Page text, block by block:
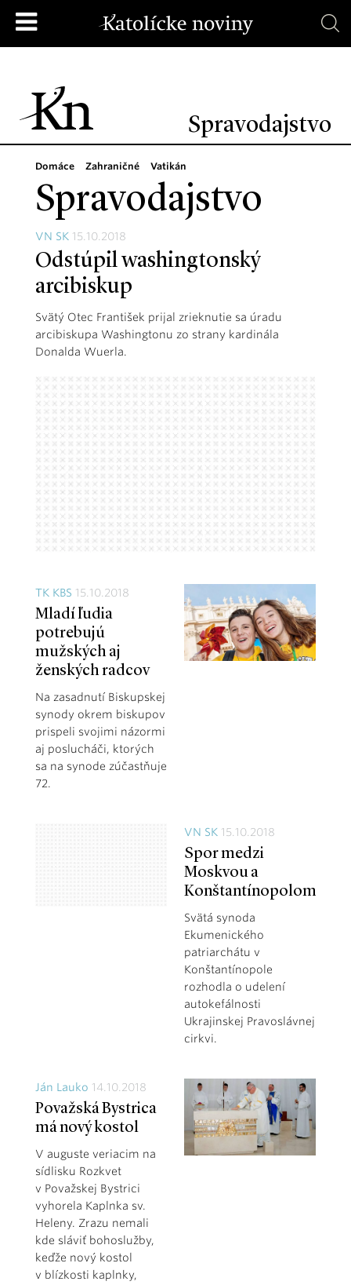
Spravodajstvo
Domáce Zahraničné Vatikán
Spravodajstvo
VN SK 15.10.2018
Odstúpil washingtonský
arcibiskup
Svätý Otec František prijal zrieknutie sa úradu
arcibiskupa Washingtonu zo strany kardinála
Donalda Wuerla.
TK KBS 15.10.2018
Mladí ľudia
potrebujú
mužských aj
ženských radcov
Na zasadnutí Biskupskej
synody okrem biskupov
prispeli svojimi názormi
aj poslucháči, ktorých
sa na synode zúčastňuje
72.
VN SK15.10.2018
Spor medzi
Moskvou a
Konštantínopolom
Svätá synoda
Ekumenického
patriarchátu v
Konštantínopole
rozhodla o udelení
autokefálnosti
Ukrajinskej Pravoslávnej
cirkvi.
Ján Lauko 14.10.2018
Považská Bystrica
má nový kostol
V auguste veriacim na
sídlisku Rozkvet
v Považskej Bystrici
vyhorela Kaplnka sv.
Heleny. Zrazu nemali
kde sláviť bohoslužby,
keďže nový kostol
v blízkosti kaplnky,